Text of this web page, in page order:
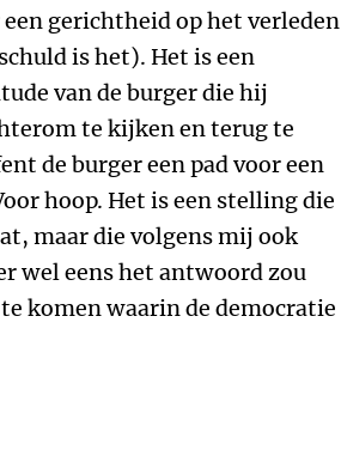
gerichtheid op het verleden
is het). Het is een
van de burger die hij
te kijken en terug te
de burger een pad voor een
hoop. Het is een stelling die
maar die volgens mij ook
wel eens het antwoord zou
komen waarin de democratie